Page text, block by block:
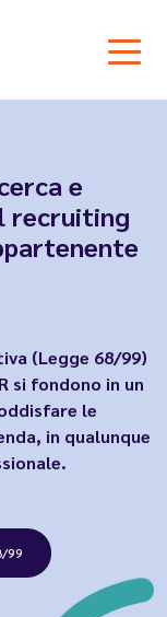
e
recruiting
(Legge 68/99)
si fondono in un
le
in qualunque
99